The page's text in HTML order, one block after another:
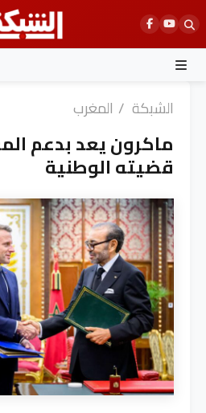
Skip
to
content
الشبكة / المغرب
ماكرون يعد بدعم
قضيته الوطنية